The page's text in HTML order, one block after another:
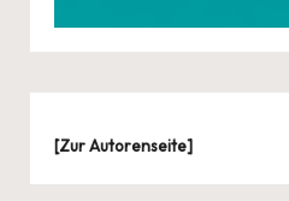
[Zur Autorenseite]